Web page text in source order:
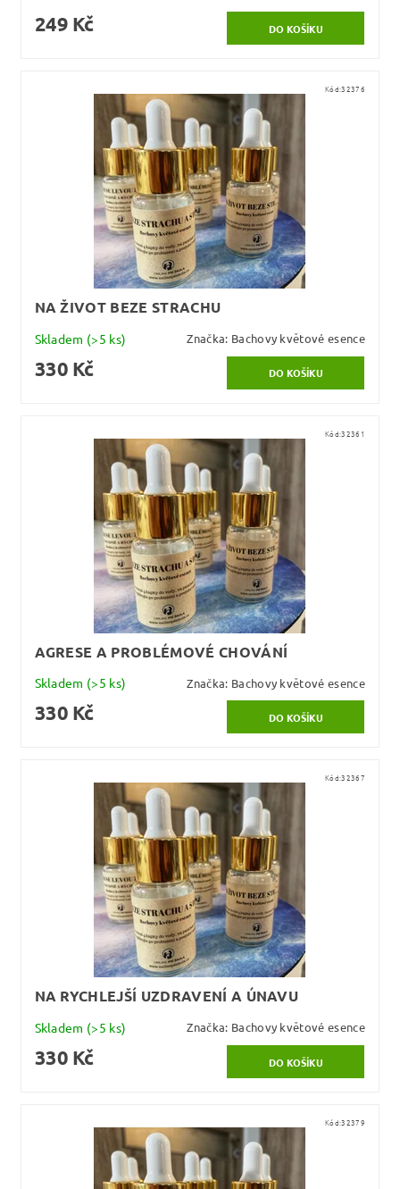
249 Kč
Kód:32376
NA ŽIVOT BEZE STRACHU
Skladem (>5 ks) Značka: Bachovy květové esence
330 Kč
Kód:32361
AGRESE A PROBLÉMOVÉ CHOVÁNÍ
Skladem (>5 ks) Značka: Bachovy květové esence
330 Kč
Kód:32367
NA RYCHLEJŠÍ UZDRAVENÍ A ÚNAVU
Skladem (>5 ks) Značka: Bachovy květové esence
330 Kč
Kód:32379